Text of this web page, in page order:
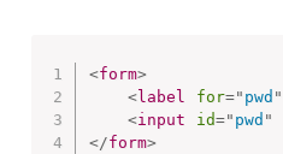
<form>
<label for=" pwd "
<input id=" pwd "
</form>